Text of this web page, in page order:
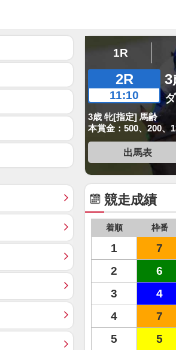
1R
2R
11:10
3
3歳 牝[指定] 馬齢
本賞金：500、200、
出馬表
競走成績
着順 枠番
1 7
2
6
3
4
4
7
5
5